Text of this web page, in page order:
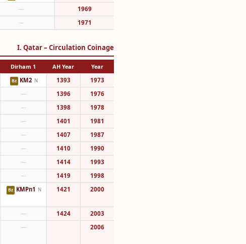
1969
—
1971
—
I. Qatar – Circulation Coinage
Year
AH Year
1 Dirham
1973
1393
KM2 N
Bz
1976
1396
—
1978
1398
—
1981
1401
—
1987
1407
—
1990
1410
—
1993
1414
—
1998
1419
—
2000
1421
KMPn1 N
Bz
2003
1424
—
2006
—